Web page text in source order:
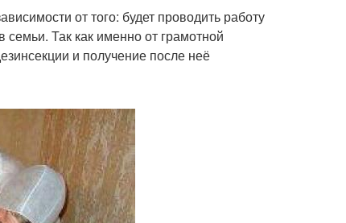
от того: будет проводить работу
Так как именно от грамотной
и получение после неё